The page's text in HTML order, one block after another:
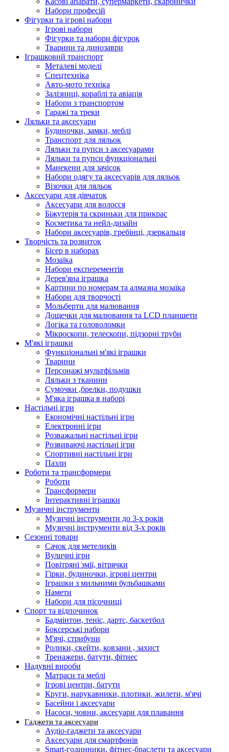
Набори професій
Фігурки та ігрові набори
Ігрові набори
Фігурки та набори фігурок
Тварини та динозаври
Іграшковий транспорт
Металеві моделі
Спецтехніка
Авто-мото техніка
Залізниці, кораблі та авіація
Набори з транспортом
Гаражі та треки
Ляльки та аксесуари
Будиночки, замки, меблі
Транспорт для ляльок
Ляльки та пупси з аксесуарами
Ляльки та пупси функціональні
Манекени для зачісок
Набори одягу та аксесуарів для ляльок
Візочки для ляльок
Аксесуари для дівчаток
Аксесуари для волосся
Біжутерія та скриньки для прикрас
Косметика та нейл-дизайн
Набори аксесуарів, гребінці, дзеркальця
Творчість та розвиток
Бісер в наборах
Мозаїка
Набори експерементів
Дерев'яна іграшка
Картини по номерам та алмазна мозаїка
Набори для творчості
Мольберти для малювання
Дощечки для малювання та LCD планшети
Логіка та головоломки
Мікроскопи, телескопи, підзорні труби
М'які іграшки
Функціональні м'які іграшки
Тварини
Персонажі мультфільмів
Ляльки з тканини
Сумочки ,брелки, подушки
М'яка іграшка в наборі
Настільні ігри
Економічні настільні ігри
Електронні ігри
Розважальні настільні ігри
Розвиваючі настільні ігри
Спортивні настільні ігри
Пазли
Роботи та трансформери
Роботи
Трансформери
Інтерактивні іграшки
Музичні інструменти
Музичні інструменти до 3-х років
Музичні інструменти від 3-х років
Сезонні товари
Сачок для метеликів
Вуличні ігри
Повітряні змії, вітрячки
Гірки, будиночки, ігрові центри
Іграшки з мильними бульбашками
Намети
Набори для пісочниці
Спорт та відпочинок
Бадмінтон, теніс, дартс, баскетбол
Боксерські набори
М'ячі, стрибуни
Ролики, скейти, ковзани , захист
Тренажери, батути, фітнес
Надувні вироби
Матраси та меблі
Ігрові центри, батути
Круги, нарукавники, плотики, жилети, м'ячі
Басейни і аксесуари
Насоси, човни, аксесуари для плавання
Гаджети та аксесуари
Аудіо-гаджети та аксесуари
Аксесуари для смартфонів
Smart-годинники, фітнес-браслети та аксесуари